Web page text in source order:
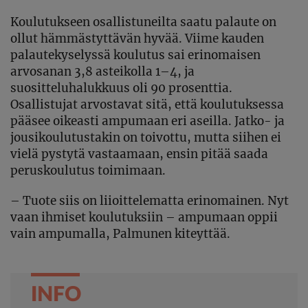
Koulutukseen osallistuneilta saatu palaute on
ollut hämmästyttävän hyvää. Viime kauden
palautekyselyssä koulutus sai erinomaisen
arvosanan 3,8 asteikolla 1–4, ja
suositteluhalukkuus oli 90 prosenttia.
Osallistujat arvostavat sitä, että koulutuksessa
pääsee oikeasti ampumaan eri aseilla. Jatko- ja
jousikoulutustakin on toivottu, mutta siihen ei
vielä pystytä vastaamaan, ensin pitää saada
peruskoulutus toimimaan.
– Tuote siis on liioittelematta erinomainen. Nyt
vaan ihmiset koulutuksiin – ampumaan oppii
vain ampumalla, Palmunen kiteyttää.
INFO